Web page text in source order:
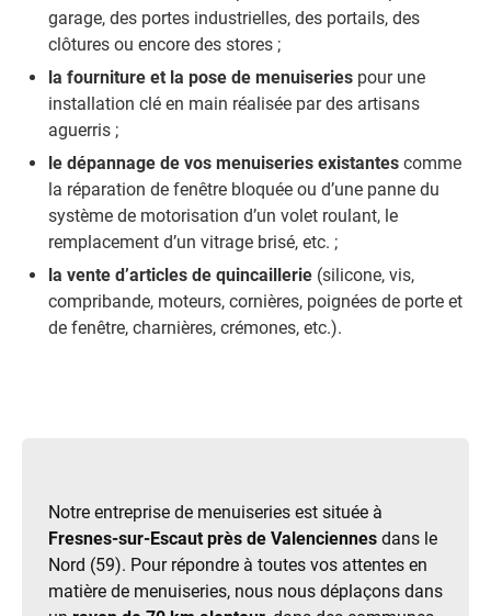
garage, des portes industrielles, des portails, des
clôtures ou encore des stores ;
la fourniture et la pose de menuiseries pour une
installation clé en main réalisée par des artisans
aguerris ;
le dépannage de vos menuiseries existantes comme
la réparation de fenêtre bloquée ou d’une panne du
système de motorisation d’un volet roulant, le
remplacement d’un vitrage brisé, etc. ;
la vente d’articles de quincaillerie (silicone, vis,
compribande, moteurs, cornières, poignées de porte et
de fenêtre, charnières, crémones, etc.).
Notre entreprise de menuiseries est située à
Fresnes-sur-Escaut près de Valenciennes dans le
Nord (59). Pour répondre à toutes vos attentes en
matière de menuiseries, nous nous déplaçons dans